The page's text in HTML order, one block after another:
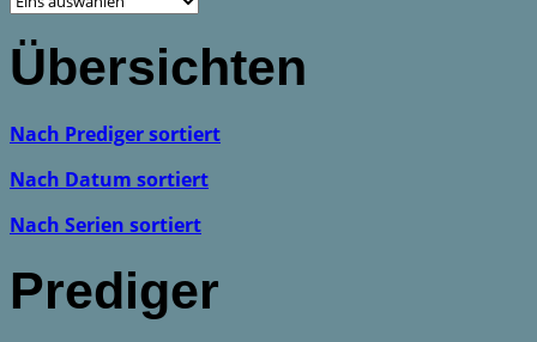
Übersichten
Nach Prediger sortiert
Nach Datum sortiert
Nach Serien sortiert
Prediger